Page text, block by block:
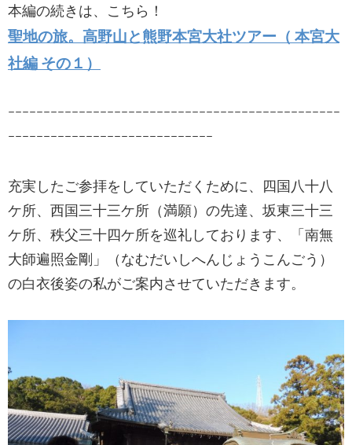
本編の続きは、こちら！
聖地の旅。高野山と熊野本宮大社ツアー（ 本宮大
社編 その１）
ｰｰｰｰｰｰｰｰｰｰｰｰｰｰｰｰｰｰｰｰｰｰｰｰｰｰｰｰｰｰｰｰｰｰｰｰｰｰｰｰｰｰｰｰｰｰｰ
ｰｰｰｰｰｰｰｰｰｰｰｰｰｰｰｰｰｰｰｰｰｰｰｰｰｰｰｰｰ
充実したご参拝をしていただくために、四国八十八
ケ所、西国三十三ケ所（満願）の先達、坂東三十三
ケ所、秩父三十四ケ所を巡礼しております、「南無
大師遍照金剛」（なむだいしへんじょうこんごう）
の白衣後姿の私がご案内させていただきます。